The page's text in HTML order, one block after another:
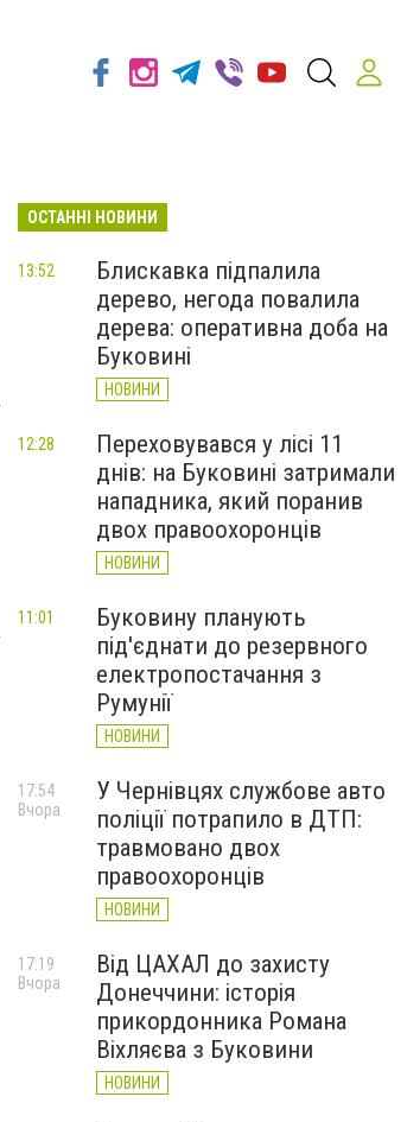
ОСТАННІ НОВИНИ
Блискавка підпалила
дерево, негода повалила
дерева: оперативна доба на
Буковині
НОВИНИ
13:52
Переховувався у лісі 11
днів: на Буковині затримали
нападника, який поранив
двох правоохоронців
НОВИНИ
12:28
Буковину планують
під'єднати до резервного
електропостачання з
Румунії
НОВИНИ
11:01
У Чернівцях службове авто
поліції потрапило в ДТП:
травмовано двох
правоохоронців
НОВИНИ
17:54
Вчора
Від ЦАХАЛ до захисту
Донеччини: історія
прикордонника Романа
Віхляєва з Буковини
НОВИНИ
17:19
Вчора